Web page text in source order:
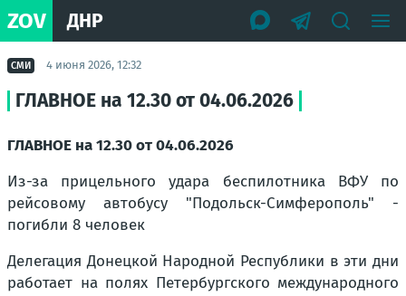
ZOV ДНР
СМИ 4 июня 2026, 12:32
ГЛАВНОЕ на 12.30 от 04.06.2026
ГЛАВНОЕ на 12.30 от 04.06.2026
Из-за прицельного удара беспилотника ВФУ по
рейсовому автобусу "Подольск-Симферополь" -
погибли 8 человек
Делегация Донецкой Народной Республики в эти дни
работает на полях Петербургского международного